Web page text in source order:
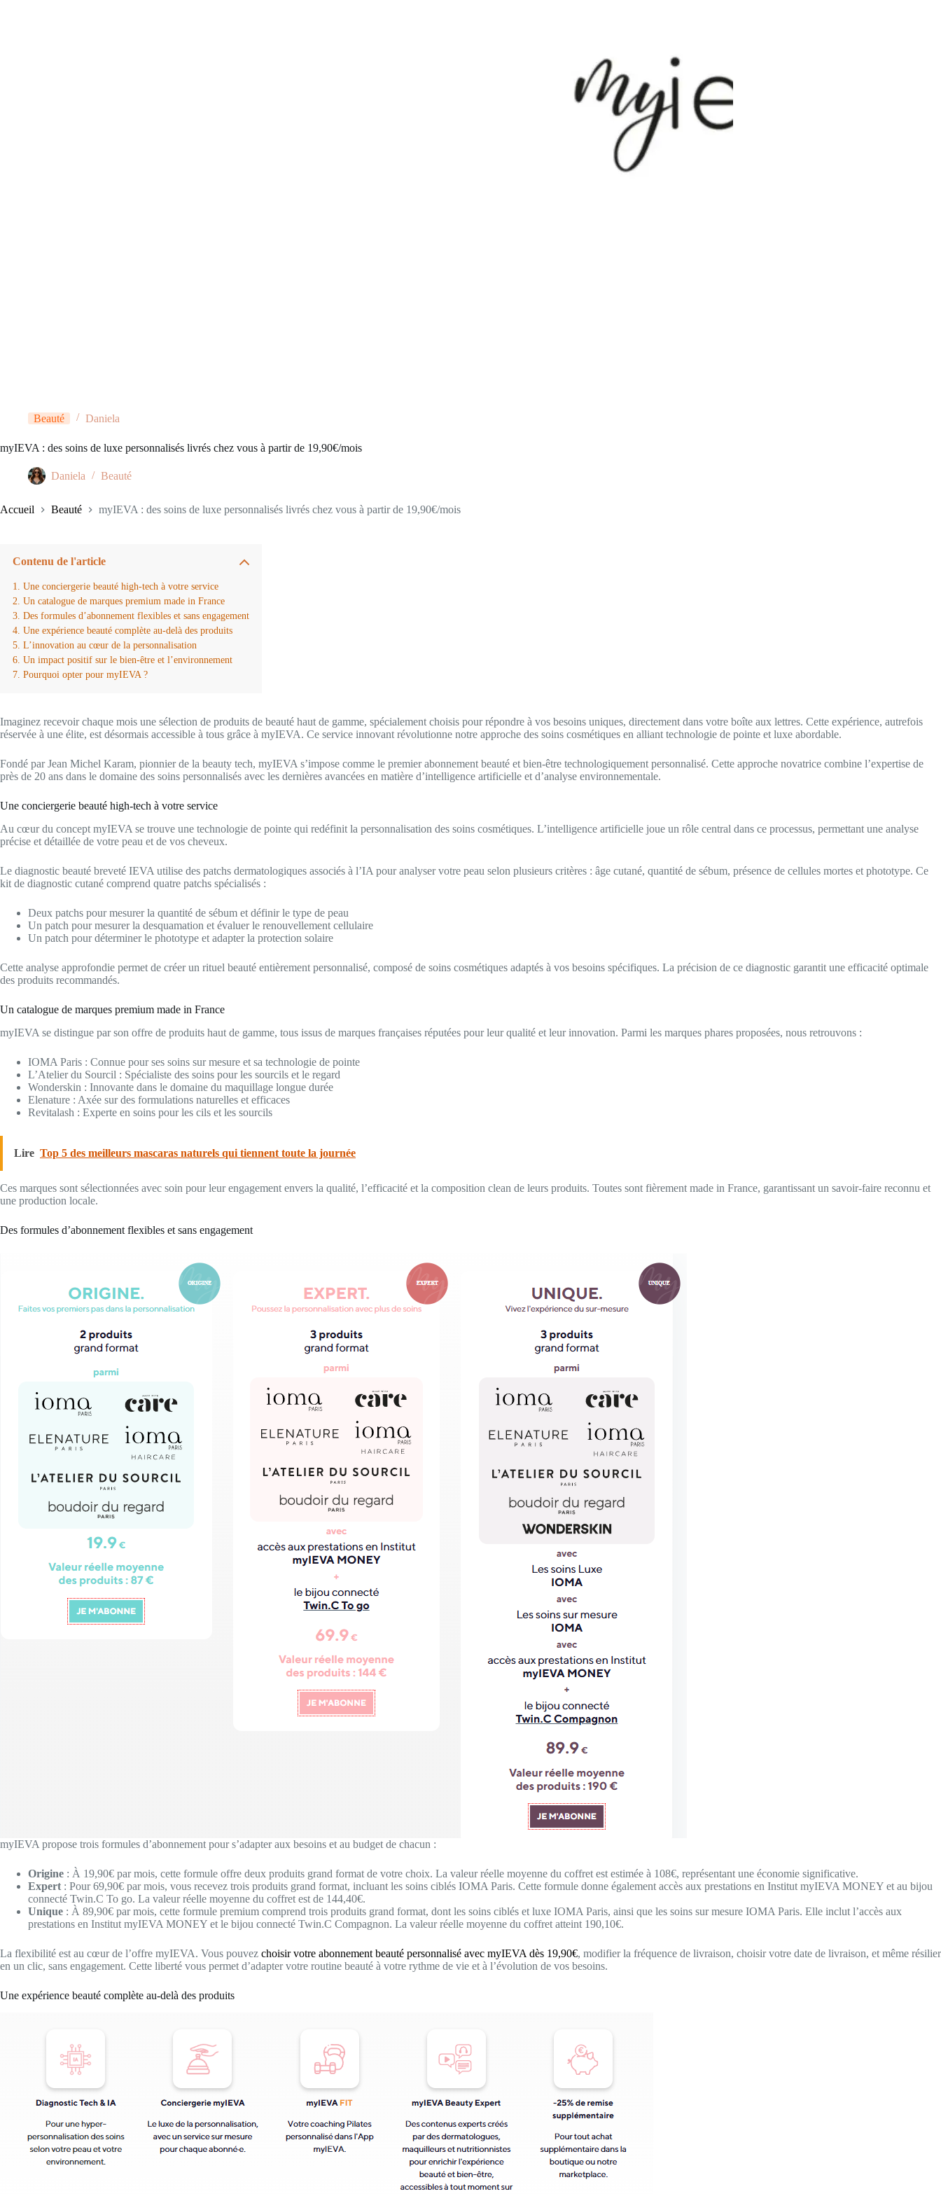
Beauté Daniela
myIEVA : des soins de luxe personnalisés livrés chez vous à partir de 19,90€/mois
Daniela Beauté
Accueil Beauté myIEVA : des soins de luxe personnalisés livrés chez vous à partir de 19,90€/mois
Contenu de l'article
Une conciergerie beauté high-tech à votre service
Un catalogue de marques premium made in France
Des formules d’abonnement flexibles et sans engagement
Une expérience beauté complète au-delà des produits
L’innovation au cœur de la personnalisation
Un impact positif sur le bien-être et l’environnement
Pourquoi opter pour myIEVA ?
Imaginez recevoir chaque mois une sélection de produits de beauté haut de gamme, spécialement choisis pour répondre à vos besoins uniques, directement dans votre boîte aux lettres. Cette expérience, autrefois
réservée à une élite, est désormais accessible à tous grâce à myIEVA. Ce service innovant révolutionne notre approche des soins cosmétiques en alliant technologie de pointe et luxe abordable.
Fondé par Jean Michel Karam, pionnier de la beauty tech, myIEVA s’impose comme le premier abonnement beauté et bien-être technologiquement personnalisé. Cette approche novatrice combine l’expertise de
près de 20 ans dans le domaine des soins personnalisés avec les dernières avancées en matière d’intelligence artificielle et d’analyse environnementale.
Une conciergerie beauté high-tech à votre service
Au cœur du concept myIEVA se trouve une technologie de pointe qui redéfinit la personnalisation des soins cosmétiques. L’intelligence artificielle joue un rôle central dans ce processus, permettant une analyse
précise et détaillée de votre peau et de vos cheveux.
Le diagnostic beauté breveté IEVA utilise des patchs dermatologiques associés à l’IA pour analyser votre peau selon plusieurs critères : âge cutané, quantité de sébum, présence de cellules mortes et phototype. Ce
kit de diagnostic cutané comprend quatre patchs spécialisés :
Deux patchs pour mesurer la quantité de sébum et définir le type de peau
Un patch pour mesurer la desquamation et évaluer le renouvellement cellulaire
Un patch pour déterminer le phototype et adapter la protection solaire
Cette analyse approfondie permet de créer un rituel beauté entièrement personnalisé, composé de soins cosmétiques adaptés à vos besoins spécifiques. La précision de ce diagnostic garantit une efficacité optimale
des produits recommandés.
Un catalogue de marques premium made in France
myIEVA se distingue par son offre de produits haut de gamme, tous issus de marques françaises réputées pour leur qualité et leur innovation. Parmi les marques phares proposées, nous retrouvons :
IOMA Paris : Connue pour ses soins sur mesure et sa technologie de pointe
L’Atelier du Sourcil : Spécialiste des soins pour les sourcils et le regard
Wonderskin : Innovante dans le domaine du maquillage longue durée
Elenature : Axée sur des formulations naturelles et efficaces
Revitalash : Experte en soins pour les cils et les sourcils
Lire Top 5 des meilleurs mascaras naturels qui tiennent toute la journée
Ces marques sont sélectionnées avec soin pour leur engagement envers la qualité, l’efficacité et la composition clean de leurs produits. Toutes sont fièrement made in France, garantissant un savoir-faire reconnu et
une production locale.
Des formules d’abonnement flexibles et sans engagement
myIEVA propose trois formules d’abonnement pour s’adapter aux besoins et au budget de chacun :
Origine : À 19,90€ par mois, cette formule offre deux produits grand format de votre choix. La valeur réelle moyenne du coffret est estimée à 108€, représentant une économie significative.
Expert : Pour 69,90€ par mois, vous recevez trois produits grand format, incluant les soins ciblés IOMA Paris. Cette formule donne également accès aux prestations en Institut myIEVA MONEY et au bijou
connecté Twin.C To go. La valeur réelle moyenne du coffret est de 144,40€.
Unique : À 89,90€ par mois, cette formule premium comprend trois produits grand format, dont les soins ciblés et luxe IOMA Paris, ainsi que les soins sur mesure IOMA Paris. Elle inclut l’accès aux
prestations en Institut myIEVA MONEY et le bijou connecté Twin.C Compagnon. La valeur réelle moyenne du coffret atteint 190,10€.
La flexibilité est au cœur de l’offre myIEVA. Vous pouvez choisir votre abonnement beauté personnalisé avec myIEVA dès 19,90€, modifier la fréquence de livraison, choisir votre date de livraison, et même résilier
en un clic, sans engagement. Cette liberté vous permet d’adapter votre routine beauté à votre rythme de vie et à l’évolution de vos besoins.
Une expérience beauté complète au-delà des produits